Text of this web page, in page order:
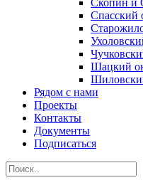
Скопин и
Спасский
Шацкий
Рядом с нами
Проекты
Контакты
Документы
Подписаться